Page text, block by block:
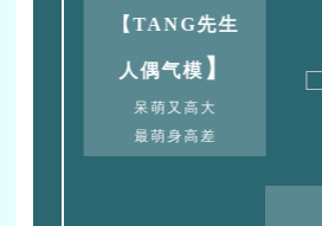
【TANG先生
人偶气模 】
呆萌又高大
最萌身高差